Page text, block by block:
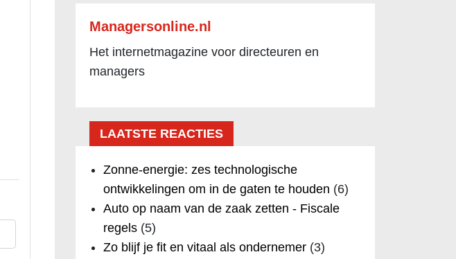
Managersonline.nl
Het internetmagazine voor directeuren en
managers
LAATSTE REACTIES
Zonne-energie: zes technologische
ontwikkelingen om in de gaten te houden (6)
Auto op naam van de zaak zetten - Fiscale
regels(5)
Zo blijf je fit en vitaal als ondernemer(3)